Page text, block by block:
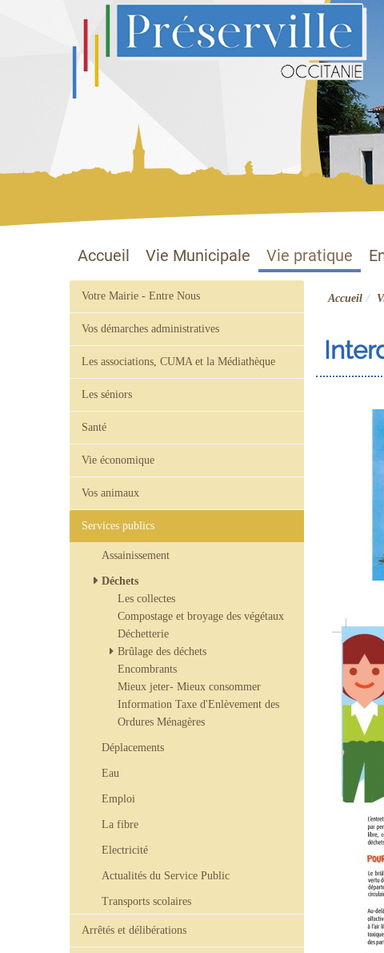
Site officiel
Accueil Vie Municipale Vie pratique
Accueil
Votre Mairie - Entre Nous
Vos démarches administratives
Les associations, CUMA et la Médiathèque
Les séniors
Santé
Vie économique
Vos animaux
Services publics
Assainissement
Déchets
Les collectes
Compostage et broyage des végétaux
Déchetterie
Brûlage des déchets
Encombrants
Mieux jeter- Mieux consommer
Information Taxe d'Enlèvement des
Ordures Ménagères
Déplacements
Eau
Emploi
La fibre
Electricité
Actualités du Service Public
Transports scolaires
Arrêtés et délibérations